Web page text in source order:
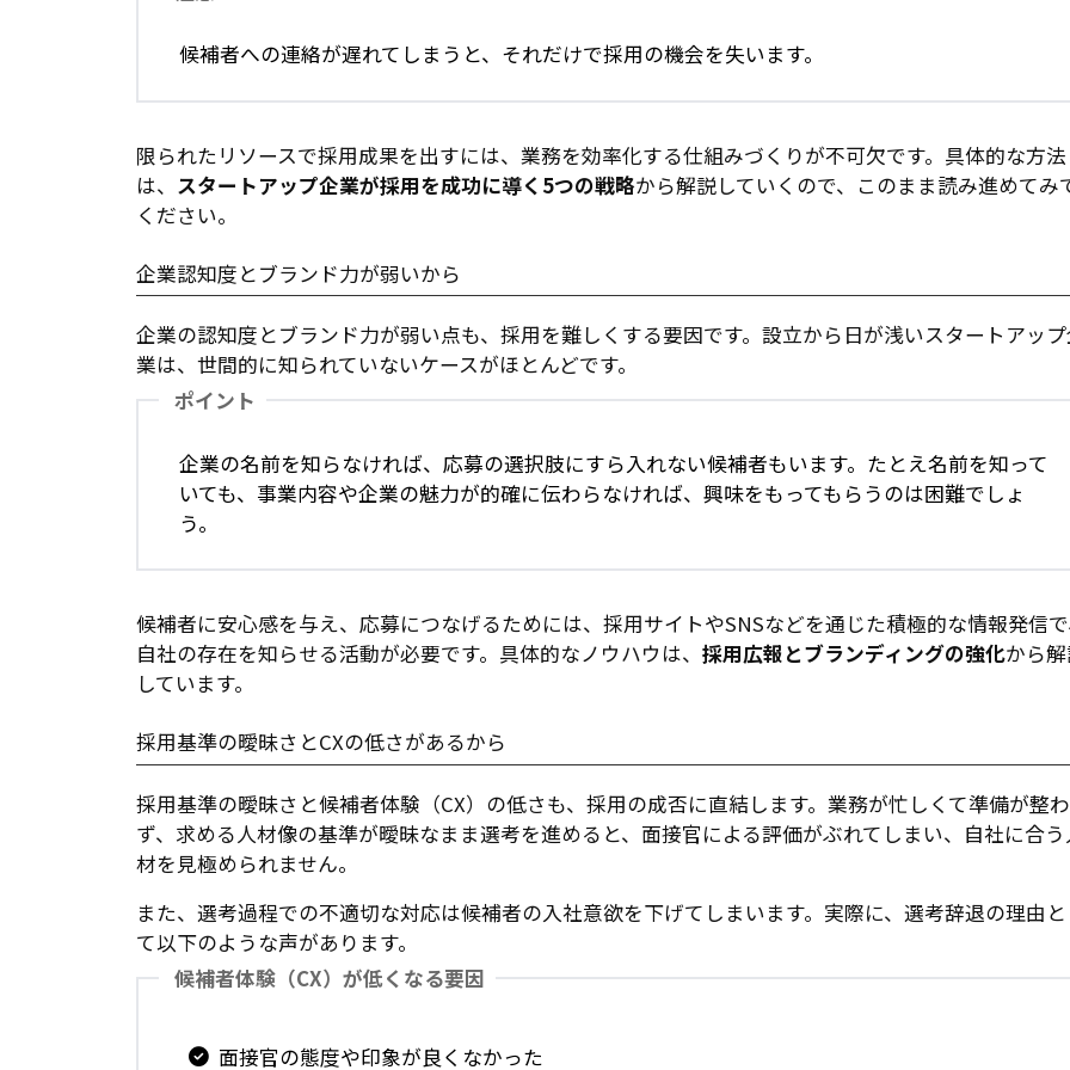
候補者への連絡が遅れてしまうと、それだけで採用の機会を失います。
限られたリソースで採用成果を出すには、業務を効率化する仕組みづくりが不可欠です。具体的な方法
は、 スタートアップ企業が採用を成功に導く5つの戦略から解説していくので、このまま読み進めてみ
ください。
企業認知度とブランド力が弱いから
企業の認知度とブランド力が弱い点も、採用を難しくする要因です。設立から日が浅いスタートアッ
業は、世間的に知られていないケースがほとんどです。
ポイント
企業の名前を知らなければ、応募の選択肢にすら入れない候補者もいます。たとえ名前を知って
いても、事業内容や企業の魅力が的確に伝わらなければ、興味をもってもらうのは困難でしょ
う。
候補者に安心感を与え、応募につなげるためには、採用サイトやSNSなどを通じた積極的な情報発信
自社の存在を知らせる活動が必要です。具体的なノウハウは、 採用広報とブランディングの強化から
しています。
採用基準の曖昧さとCXの低さがあるから
採用基準の曖昧さと候補者体験（CX）の低さも、採用の成否に直結します。業務が忙しくて準備が整わ
ず、求める人材像の基準が曖昧なまま選考を進めると、面接官による評価がぶれてしまい、自社に合
材を見極められません。
また、選考過程での不適切な対応は候補者の入社意欲を下げてしまいます。実際に、選考辞退の理由
て以下のような声があります。
候補者体験（CX）が低くなる要因
面接官の態度や印象が良くなかった